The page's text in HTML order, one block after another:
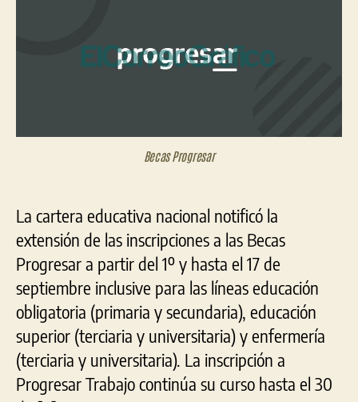
el
17
Becas Progresar
La cartera educativa nacional notificó la
extensión de las inscripciones a las Becas
Progresar a partir del 1º y hasta el 17 de
septiembre inclusive para las líneas educación
obligatoria (primaria y secundaria), educación
superior (terciaria y universitaria) y enfermería
(terciaria y universitaria). La inscripción a
Progresar Trabajo continúa su curso hasta el 30